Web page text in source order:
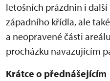
letošních prázdnin i
západního křídla, ale
a neopravené části
procházku navazujícím
Krátce o přednášejícím